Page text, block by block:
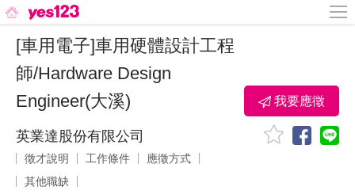
[車用電子]車用硬體設計工程
師/Hardware Design
Engineer(大溪)
英業達股份有限公司
徵才說明 工作條件
應徵方式
其他職缺
我要應徵